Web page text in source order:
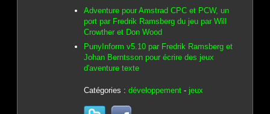
Adventure pour Amstrad CPC et PCW, un
port par Fredrik Ramsberg du jeu par Will
Crowther et Don Wood
PunyInform v5.10 par Fredrik Ramsberg et
Johan Berntsson pour écrire des jeux
d'aventure texte
Catégories : développement- jeux